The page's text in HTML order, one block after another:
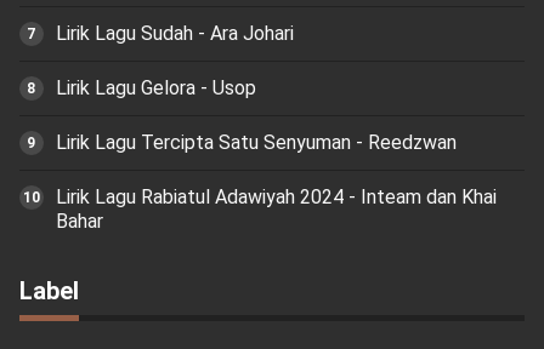
Lirik Lagu Sudah - Ara Johari
Lirik Lagu Gelora - Usop
Lirik Lagu Tercipta Satu Senyuman - Reedzwan
Lirik Lagu Rabiatul Adawiyah 2024 - Inteam dan Khai
Bahar
Label